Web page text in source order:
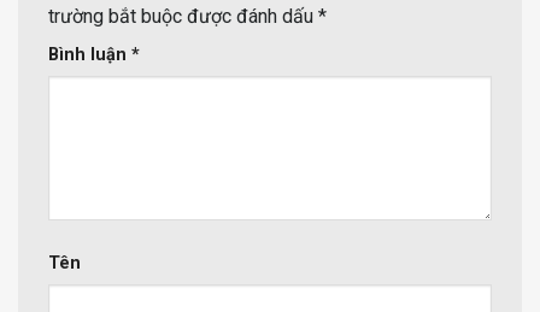
trường bắt buộc được đánh dấu *
Bình luận *
Tên